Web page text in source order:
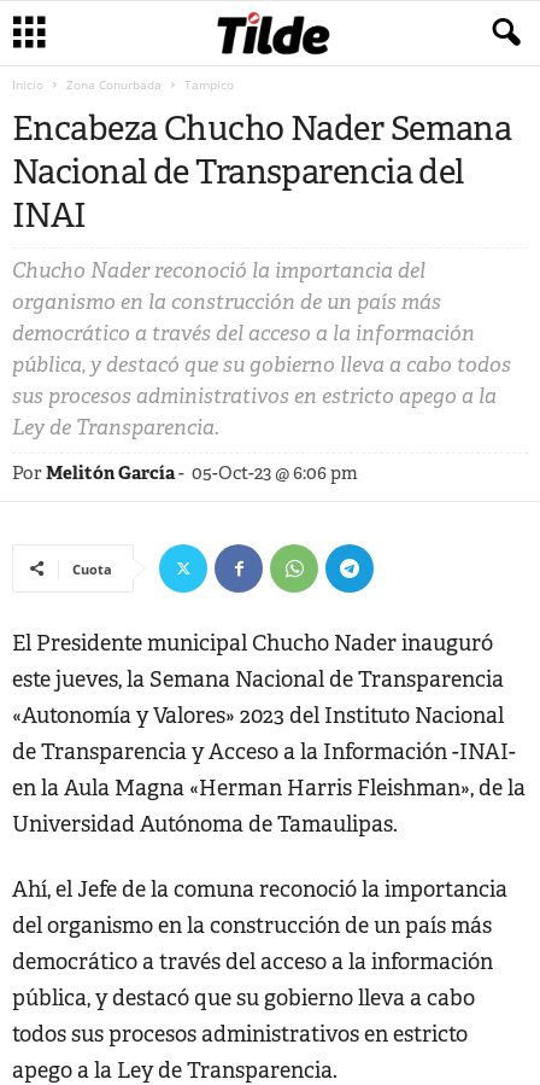
Inicio Zona Conurbada Tampico
Encabeza Chucho Nader Semana
Nacional de Transparencia del
INAI
Chucho Nader reconoció la importancia del
organismo en la construcción de un país más
democrático a través del acceso a la información
pública, y destacó que su gobierno lleva a cabo todos
sus procesos administrativos en estricto apego a la
Ley de Transparencia.
PorMelitón García- 05-Oct-23 @ 6:06 pm
Cuota
El Presidente municipal Chucho Nader inauguró
este jueves, la Semana Nacional de Transparencia
«Autonomía y Valores» 2023 del Instituto Nacional
de Transparencia y Acceso a la Información -INAI-
en la Aula Magna «Herman Harris Fleishman», de la
Universidad Autónoma de Tamaulipas.
Ahí, el Jefe de la comuna reconoció la importancia
del organismo en la construcción de un país más
democrático a través del acceso a la información
pública, y destacó que su gobierno lleva a cabo
todos sus procesos administrativos en estricto
apego a la Ley de Transparencia.